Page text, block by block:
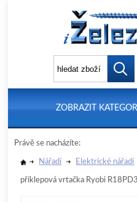
ZOBRAZIT
Právě se nacházíte:
Nářadí Elektrické nářadí
příklepová vrtačka Ryobi